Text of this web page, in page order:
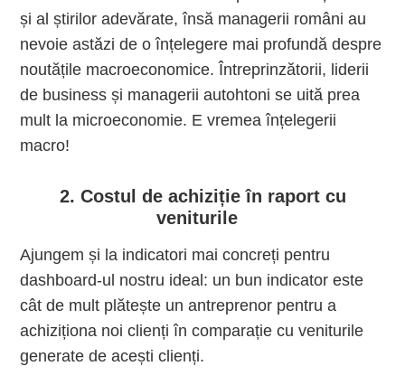
și al știrilor adevărate, însă managerii români au
nevoie astăzi de o înțelegere mai profundă despre
noutățile macroeconomice. Întreprinzătorii, liderii
de business și managerii autohtoni se uită prea
mult la microeconomie. E vremea înțelegerii
macro!
2. Costul de achiziție în raport cu
veniturile
Ajungem și la indicatori mai concreți pentru
dashboard-ul nostru ideal: un bun indicator este
cât de mult plătește un antreprenor pentru a
achiziționa noi clienți în comparație cu veniturile
generate de acești clienți.